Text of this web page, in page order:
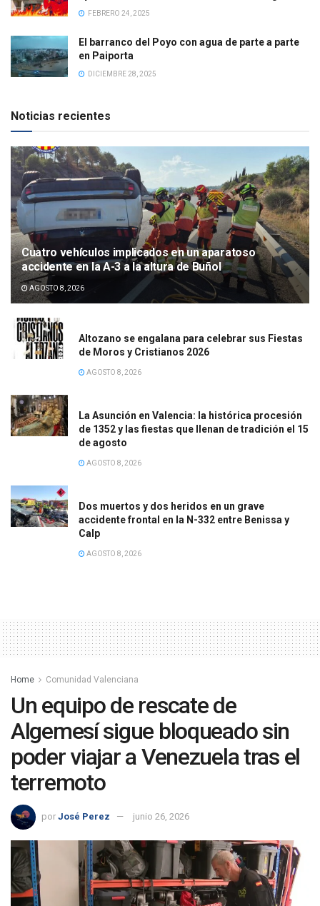
FEBRERO 24, 2025
El barranco del Poyo con agua de parte a parte
en Paiporta
DICIEMBRE 28, 2025
Noticias recientes
Cuatro vehículos implicados en un aparatoso
accidente en la A-3 a la altura de Buñol
AGOSTO 8, 2026
Altozano se engalana para celebrar sus Fiestas
de Moros y Cristianos 2026
AGOSTO 8, 2026
La Asunción en Valencia: la histórica procesión
de 1352 y las fiestas que llenan de tradición el 15
de agosto
AGOSTO 8, 2026
Dos muertos y dos heridos en un grave
accidente frontal en la N-332 entre Benissa y
Calp
AGOSTO 8, 2026
Home Comunidad Valenciana
Un equipo de rescate de
Algemesí sigue bloqueado sin
poder viajar a Venezuela tras el
terremoto
por José Perez junio 26, 2026